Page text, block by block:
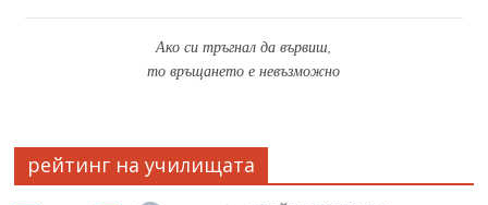
Ако си тръгнал да вървиш,
то връщането е невъзможно
рейтинг на училищата